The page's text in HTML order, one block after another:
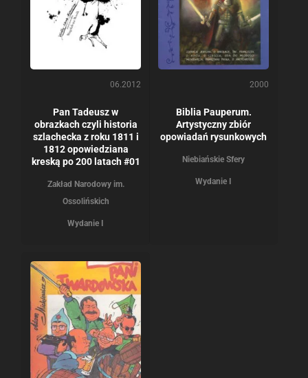
06.2012
Pan Tadeusz w
obrazkach czyli historia
szlachecka z roku 1811 i
1812 opowiedziana
kreską po 200 latach #01
Zakład Narodowy im.
Ossolińskich
Wydanie I
2000
Biblia Pauperum.
Artystyczny zbiór
opowiadań rysunkowych
Niebiańskie Sfery
Wydanie I